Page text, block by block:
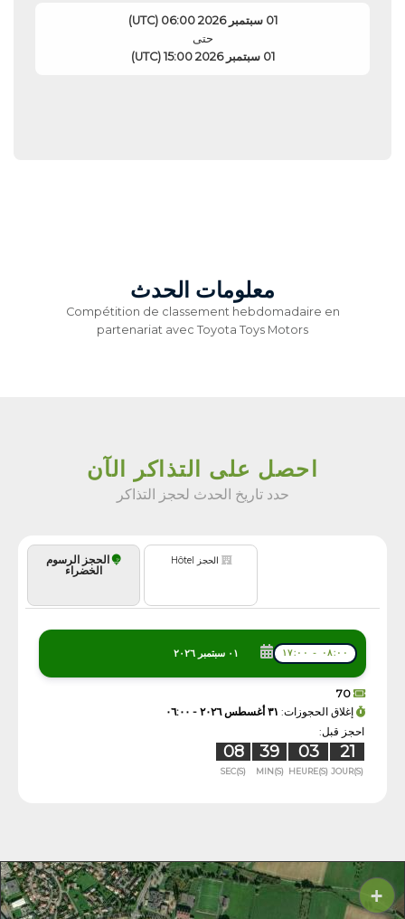
01 سبتمبر 2026 06:00 (UTC)
حتى
01 سبتمبر 2026 15:00 (UTC)
معلومات الحدث
Compétition de classement hebdomadaire en
partenariat avec Toyota Toys Motors
احصل على التذاكر الآن
حدد تاريخ الحدث لحجز التذاكر
الحجز الرسوم
الخضراء
الحجز Hôtel
٠١ سبتمبر ٢٠٢٦ ٠٨:٠٠ - ١٧:٠٠
70
إغلاق الحجوزات: ٣١ أغسطس ٢٠٢٦ - ٠٦:٠٠
احجز قبل:
21
03
39
07
JOUR(S)
HEURE(S)
MIN(S)
SEC(S)
+